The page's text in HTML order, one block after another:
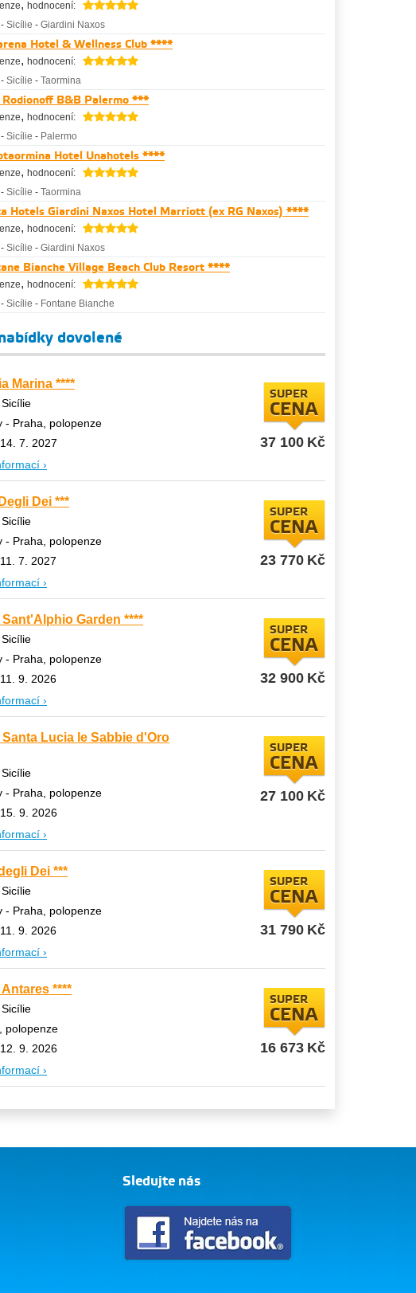
, hodnocení:
- Sicílie - Giardini Naxos
Hotel & Wellness Club ****
, hodnocení:
- Sicílie - Taormina
B&B Palermo ***
, hodnocení:
- Sicílie - Palermo
Hotel Unahotels ****
, hodnocení:
- Sicílie - Taormina
Hotels Giardini Naxos Hotel Marriott (ex RG Naxos) ****
, hodnocení:
- Sicílie - Giardini Naxos
Bianche Village Beach Club Resort ****
, hodnocení:
- Sicílie - Fontane Bianche
dovolené
Marina ****
- Praha, polopenze
7. 2027
›
SUPER
CENA
37 100 Kč
Dei ***
- Praha, polopenze
7. 2027
›
SUPER
CENA
23 770 Kč
Sant'Alphio Garden ****
- Praha, polopenze
9. 2026
›
SUPER
CENA
32 900 Kč
Santa Lucia le Sabbie d'Oro
- Praha, polopenze
9. 2026
›
SUPER
CENA
27 100 Kč
Dei ***
- Praha, polopenze
9. 2026
›
SUPER
CENA
31 790 Kč
Antares ****
polopenze
9. 2026
›
SUPER
CENA
16 673 Kč
Sledujte nás